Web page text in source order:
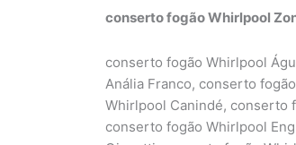
conserto fogão Whirlpool
conserto fogão Whirlpool
Anália Franco, conserto
Whirlpool Canindé, conserto
conserto fogão Whirlpool